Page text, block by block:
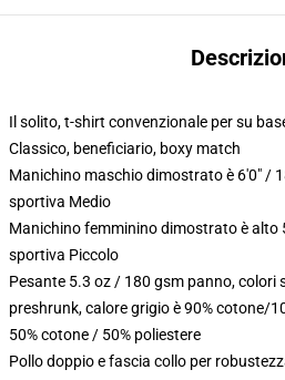
Il solito, t-shirt convenzionale per su
Classico, beneficiario, boxy match
Manichino maschio dimostrato è 6'0" /
sportiva Medio
Manichino femminino dimostrato è alto
sportiva Piccolo
Pesante 5.3 oz / 180 gsm panno, colori
preshrunk, calore grigio è 90% cotone/
50% cotone / 50% poliestere
Pollo doppio e fascia collo per